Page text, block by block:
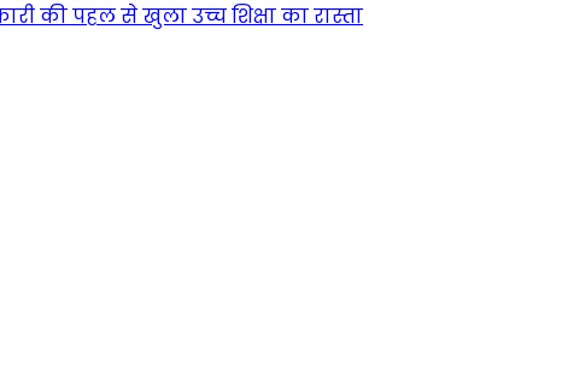
की पहल से खुला उच्च शिक्षा का रास्ता